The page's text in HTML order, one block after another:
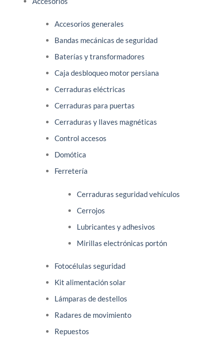
opciones
se
elegir
en
de
producto
Accesorios generales
Bandas mecánicas de seguridad
Baterías y transformadores
Caja desbloqueo motor persiana
Cerraduras eléctricas
Cerraduras para puertas
Cerraduras y llaves magnéticas
Control accesos
Domótica
Ferretería
Cerraduras seguridad vehículos
Cerrojos
Lubricantes y adhesivos
Mirillas electrónicas portón
Fotocélulas seguridad
Kit alimentación solar
Lámparas de destellos
Radares de movimiento
Repuestos